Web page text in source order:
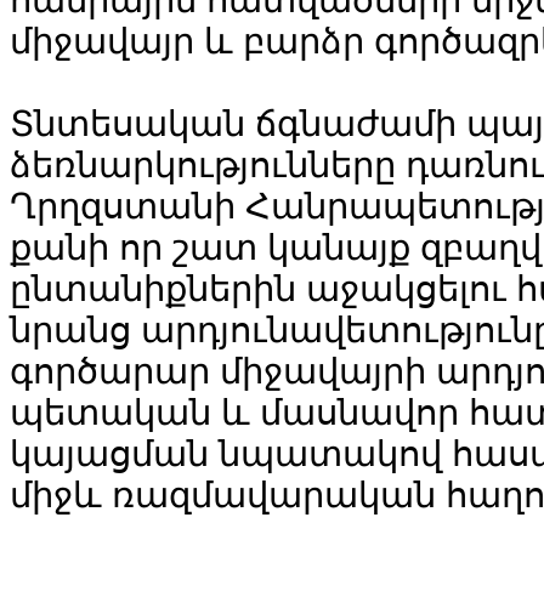
միջավայր և բարձր
Տնտեսական ճգնաժամի
ձեռնարկությունները
Ղրղզստանի
քանի որ շատ կանայք
ընտանիքներին աջակցելու
նրանց
գործարար միջավայրի
պետական և մասնավոր
կայացման նպատակով
միջև ռազմավարական